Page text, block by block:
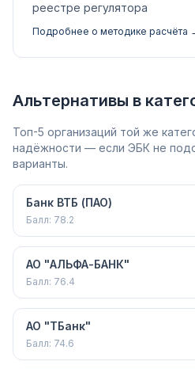
реестре регулятора
Подробнее о методике расчёта
Альтернативы в
Топ-5 организаций той же
надёжности — если ЭБК не
варианты.
Банк ВТБ (ПАО)
Балл: 78.2
АО "АЛЬФА-БАНК"
Балл: 76.4
АО "ТБанк"
Балл: 74.6